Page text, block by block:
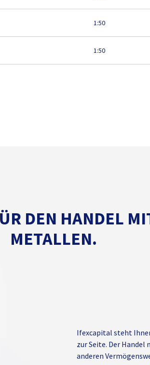
1:50
1:50
DEN HANDEL
ETALLEN.
Ifexcapital steht
zur Seite. Der
anderen